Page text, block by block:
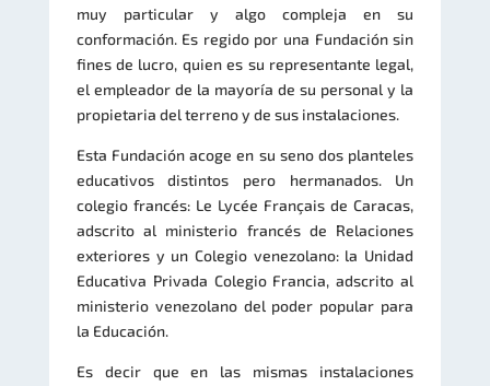
muy particular y algo compleja en su
conformación. Es regido por una Fundación sin
fines de lucro, quien es su representante legal,
el empleador de la mayoría de su personal y la
propietaria del terreno y de sus instalaciones.
Esta Fundación acoge en su seno dos planteles
educativos distintos pero hermanados. Un
colegio francés: Le Lycée Français de Caracas,
adscrito al ministerio francés de Relaciones
exteriores y un Colegio venezolano: la Unidad
Educativa Privada Colegio Francia, adscrito al
ministerio venezolano del poder popular para
la Educación.
Es decir que en las mismas instalaciones